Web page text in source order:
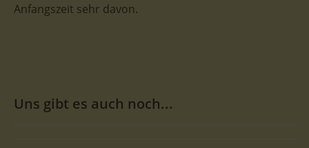
Anfangszeit sehr davon.
Uns gibt es auch noch...